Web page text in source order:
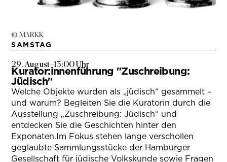
© MARKK
SAMSTAG
29. August–13:00 Uhr
Kurator:innenführung "Zuschreibung:
Jüdisch"
Welche Objekte wurden als „jüdisch“ gesammelt –
und warum? Begleiten Sie die Kuratorin durch die
Ausstellung „Zuschreibung: Jüdisch“ und
entdecken Sie die Geschichten hinter den
Exponaten.Im Fokus stehen lange verschollen
geglaubte Sammlungsstücke der Hamburger
Gesellschaft für jüdische Volkskunde sowie Fragen